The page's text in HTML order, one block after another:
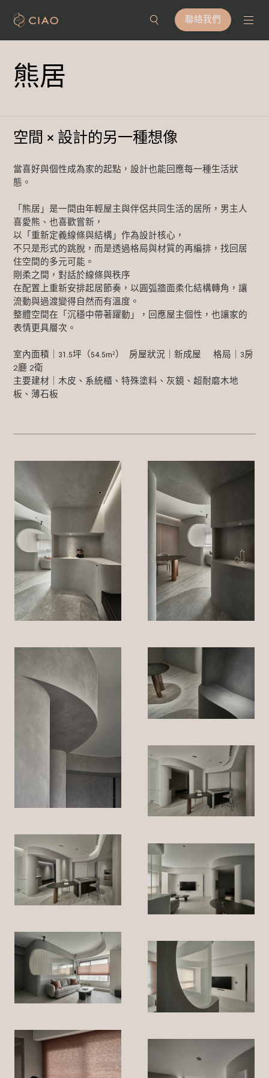
聯絡我們
熊居
空間 × 設計的另一種想像
當喜好與個性成為家的起點，設計也能回應每一種生活狀
態。
「熊居」是一間由年輕屋主與伴侶共同生活的居所，男主人
喜愛熊、也喜歡嘗新，
以「重新定義線條與結構」作為設計核心，
不只是形式的跳脫，而是透過格局與材質的再編排，找回居
住空間的多元可能。
剛柔之間，對話於線條與秩序
在配置上重新安排起居節奏，以圓弧牆面柔化結構轉角，讓
流動與過渡變得自然而有溫度。
整體空間在「沉穩中帶著躍動」，回應屋主個性，也讓家的
表情更具層次。
室內面積｜31.5坪（54.5m²） 房屋狀況｜新成屋 格局｜3房
2廳 2衛
主要建材｜木皮、系統櫃、特殊塗料、灰鏡、超耐磨木地
板、薄石板